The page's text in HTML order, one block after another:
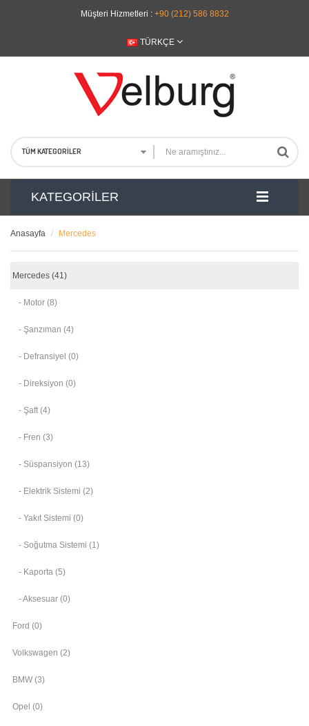
Müşteri Hizmetleri : +90 (212) 586 8832
TÜRKÇE
TÜM KATEGORILER
KATEGORILER
Anasayfa Mercedes
Mercedes (41)
- Motor (8)
- Şanzıman (4)
- Defransiyel (0)
- Direksiyon (0)
- Şaft (4)
- Fren (3)
- Süspansiyon (13)
- Elektrik Sistemi (2)
- Yakıt Sistemi (0)
- Soğutma Sistemi (1)
- Kaporta (5)
- Aksesuar (0)
Ford (0)
Volkswagen (2)
BMW (3)
Opel (0)